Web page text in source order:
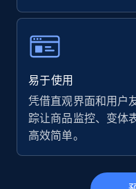
specific keywords
URL, Final price, Sku,
Specifications, Image
more.
易于使用
凭借直观界面和用户
踪让商品监控、变体
高效简单。